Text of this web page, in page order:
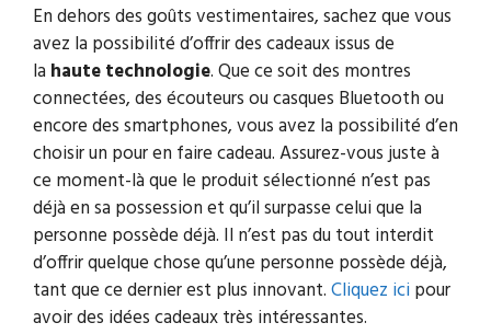
En dehors des goûts vestimentaires, sachez que vous
avez la possibilité d’offrir des cadeaux issus de
la hautetechnologie. Que ce soit des montres
connectées, des écouteurs ou casques Bluetooth ou
encore des smartphones, vous avez la possibilité d’en
choisir un pour en faire cadeau. Assurez-vous juste à
ce moment-là que le produit sélectionné n’est pas
déjà en sa possession et qu’il surpasse celui que la
personne possède déjà. Il n’est pas du tout interdit
d’offrir quelque chose qu’une personne possède déjà,
tant que ce dernier est plus innovant.Cliquez icipour
avoir des idées cadeaux très intéressantes.